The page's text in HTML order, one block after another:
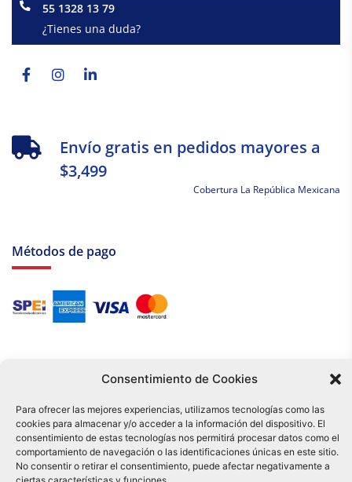
Consentimiento de Cookies
Para ofrecer las mejores experiencias, utilizamos tecnologías como las
cookies para almacenar y/o acceder a la información del dispositivo. El
consentimiento de estas tecnologías nos permitirá procesar datos como el
comportamiento de navegación o las identificaciones únicas en este sitio.
No consentir o retirar el consentimiento, puede afectar negativamente a
55 1328 13 79
¿Tienes una duda?
f
Envío gratis en pedidos mayores a
$3,499
Cobertura La República Mexicana
Métodos de pago
Tu compra es respaldada por nuestro certificado SSL y operada bajo las
mejores prácticas de seguridad.
Distribuidora Tamex - México
e-commerce